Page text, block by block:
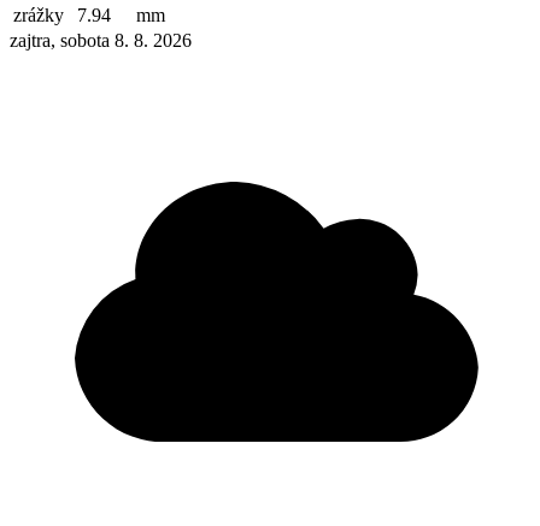
zrážky
7.94
mm
zajtra, sobota 8. 8. 2026